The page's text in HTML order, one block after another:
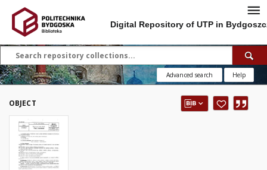
Digital Repository of UTP in
Advanced search Help
OBJECT